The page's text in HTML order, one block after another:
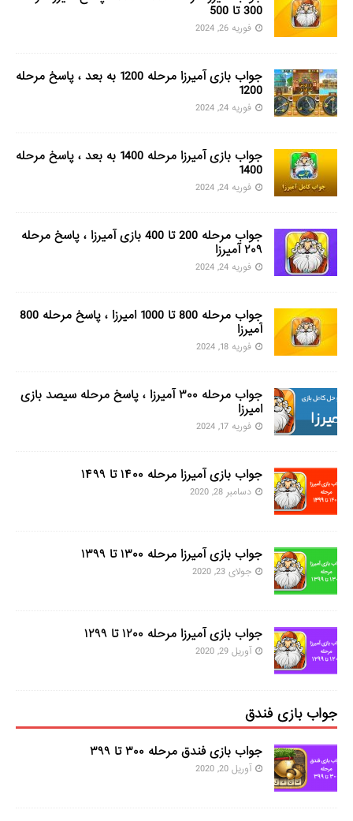
300 تا 500
فوریه 26, 2024
جواب بازی آمیرزا مرحله 1200 به بعد ، پاسخ مرحله
1200
فوریه 24, 2024
جواب بازی آمیرزا مرحله 1400 به بعد ، پاسخ مرحله
1400
فوریه 24, 2024
جواب مرحله 200 تا 400 بازی آمیرزا ، پاسخ مرحله
۲۰۹ آمیرزا
فوریه 24, 2024
جواب مرحله 800 تا 1000 امیرزا ، پاسخ مرحله 800
آمیرزا
فوریه 18, 2024
جواب مرحله ۳۰۰ آمیرزا ، پاسخ مرحله سیصد بازی
امیرزا
فوریه 17, 2024
جواب بازی آمیرزا مرحله ۱۴۰۰ تا ۱۴۹۹
دسامبر 28, 2020
جواب بازی آمیرزا مرحله ۱۳۰۰ تا ۱۳۹۹
جولای 23, 2020
جواب بازی آمیرزا مرحله ۱۲۰۰ تا ۱۲۹۹
آوریل 29, 2020
جواب بازی فندق
جواب بازی فندق مرحله ۳۰۰ تا ۳۹۹
آوریل 20, 2020